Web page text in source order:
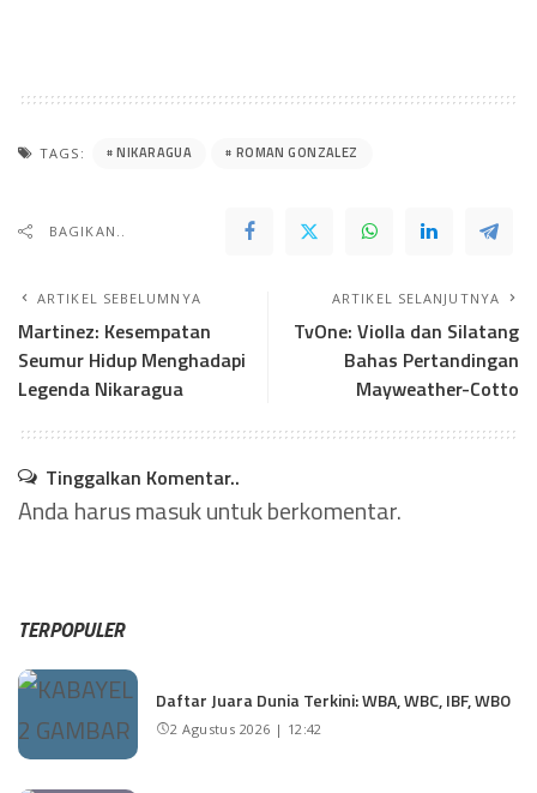
TAGS: NIKARAGUA ROMAN GONZALEZ
BAGIKAN..
ARTIKEL SEBELUMNYA
Martinez: Kesempatan
Seumur Hidup Menghadapi
Legenda Nikaragua
ARTIKEL SELANJUTNYA
TvOne: Violla dan Silatang
Bahas Pertandingan
Mayweather-Cotto
Tinggalkan Komentar..
Anda harusmasukuntuk berkomentar.
TERPOPULER
Daftar Juara Dunia Terkini: WBA, WBC, IBF, WBO
2 Agustus 2026 | 12:42